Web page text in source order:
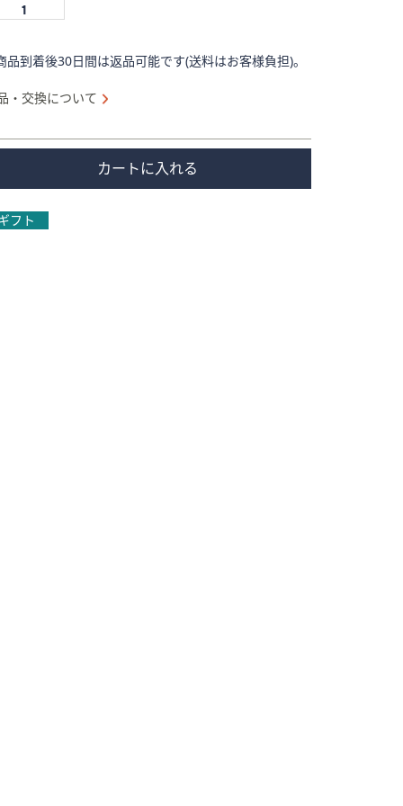
品到着後30日間は返品可能です(送料はお客様負担)。
・交換について
カートに入れる
フト